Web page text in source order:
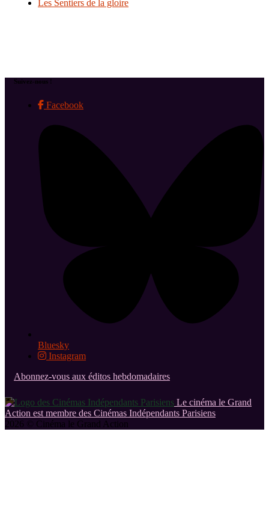
Les Sentiers de la gloire
Suivez-nous !
Facebook
Bluesky
Instagram
Abonnez-vous aux éditos hebdomadaires
Le cinéma le Grand
Action est membre des Cinémas Indépendants Parisiens
2026 © Cinéma le Grand Action